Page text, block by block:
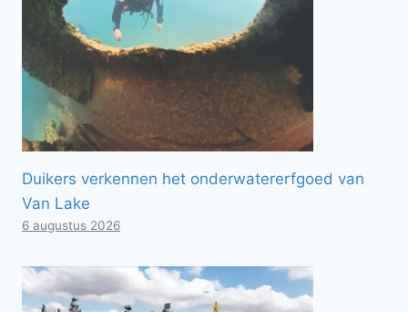
Duikers verkennen het onderwatererfgoed van
Van Lake
6 augustus 2026